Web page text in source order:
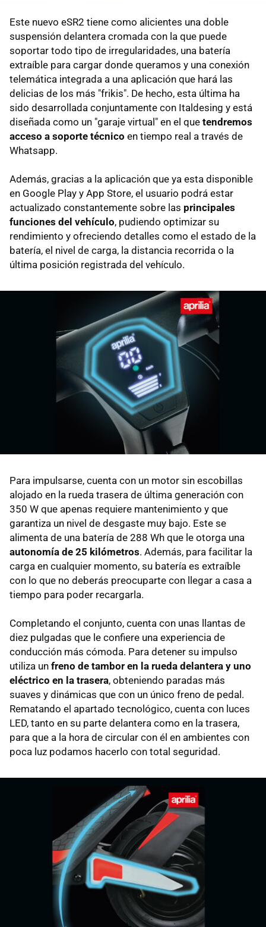
Este nuevo eSR2 tiene como alicientes una doble
suspensión delantera cromada con la que puede
soportar todo tipo de irregularidades, una batería
extraíble para cargar donde queramos y una conexión
telemática integrada a una aplicación que hará las
delicias de los más "frikis". De hecho, esta última ha
sido desarrollada conjuntamente con Italdesing y está
diseñada como un "garaje virtual" en el que tendremos
acceso a soporte técnico en tiempo real a través de
Whatsapp.
Además, gracias a la aplicación que ya esta disponible
en Google Play y App Store, el usuario podrá estar
actualizado constantemente sobre las principales
funciones del vehículo, pudiendo optimizar su
rendimiento y ofreciendo detalles como el estado de la
batería, el nivel de carga, la distancia recorrida o la
última posición registrada del vehículo.
Para impulsarse, cuenta con un motor sin escobillas
alojado en la rueda trasera de última generación con
350 W que apenas requiere mantenimiento y que
garantiza un nivel de desgaste muy bajo. Este se
alimenta de una batería de 288 Wh que le otorga una
autonomía de 25 kilómetros. Además, para facilitar la
carga en cualquier momento, su batería es extraíble
con lo que no deberás preocuparte con llegar a casa a
tiempo para poder recargarla.
Completando el conjunto, cuenta con unas llantas de
diez pulgadas que le confiere una experiencia de
conducción más cómoda. Para detener su impulso
utiliza un freno de tambor en la rueda delantera y uno
eléctrico en la trasera, obteniendo paradas más
suaves y dinámicas que con un único freno de pedal.
Rematando el apartado tecnológico, cuenta con luces
LED, tanto en su parte delantera como en la trasera,
para que a la hora de circular con él en ambientes con
poca luz podamos hacerlo con total seguridad.